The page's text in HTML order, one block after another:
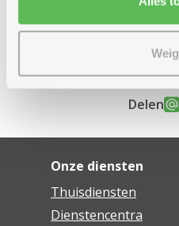
Delen
Onze diensten
Thuisdiensten
Dienstencentra